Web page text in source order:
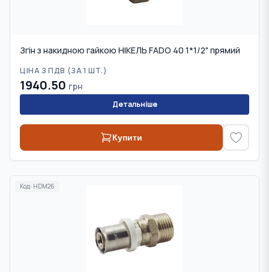
Згін з накидною гайкою НІКЕЛЬ FADO 40 1*1/2" прямий
ЦІНА З ПДВ (ЗА 1 ШТ.)
1940.50 грн
Детальніше
Купити
Код: HDM26